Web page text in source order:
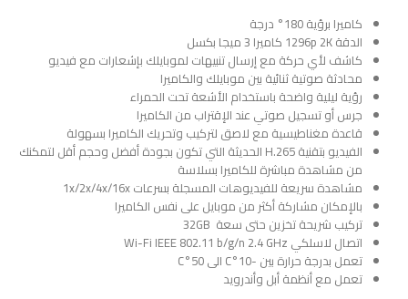
كاميرا برؤية 180° درجة
الدقة 1296p 2K كاميرا 3 ميجا بكسل
كاشف لأي حركة مع إرسال تنبيهات لموبايلك بإشعارات مع فيديو
محادثة صوتية ثنائية بين موبايلك والكاميرا
رؤية ليلية واضحة باستخدام الأشعة تحت الحمراء
جرس أو تسجيل صوتي عند الإقتراب من الكاميرا
قاعدة مغناطيسية مع لاصق لتركيب وتحريك الكاميرا بسهولة
الفيديو بتقنية H.265 الحديثة التي تكون بجودة أفضل وحجم أقل لتمكنك
من مشاهدة مباشرة للكاميرا بسلاسة
مشاهدة سريعة للفيديوهات المسجلة بسرعات 1x/2x/4x/16x
بالإمكان مشاركة أكثر من موبايل على نفس الكاميرا
تركيب شريحة تخزين حتى سعة 32GB
اتصال لاسلكي Wi-Fi IEEE 802.11 b/g/n 2.4 GHz
تعمل بدرجة حرارة بين -10°C الى 50°C
تعمل مع أنظمة أبل وأندرويد